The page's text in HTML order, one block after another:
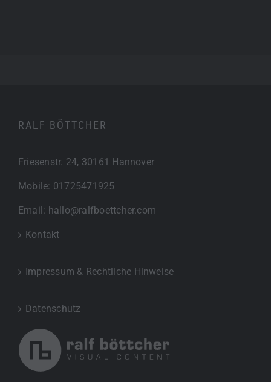
RALF BÖTTCHER
Friesenstr. 24, 30161 Hannover
Mobile: 01725471925
Email: hallo@ralfboettcher.com
Kontakt
Impressum & Rechtliche Hinweise
Datenschutz